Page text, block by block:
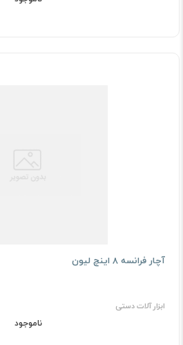
آچار فرانسه 8 اینچ لیون
ابزار آلات دستی
ناموجود